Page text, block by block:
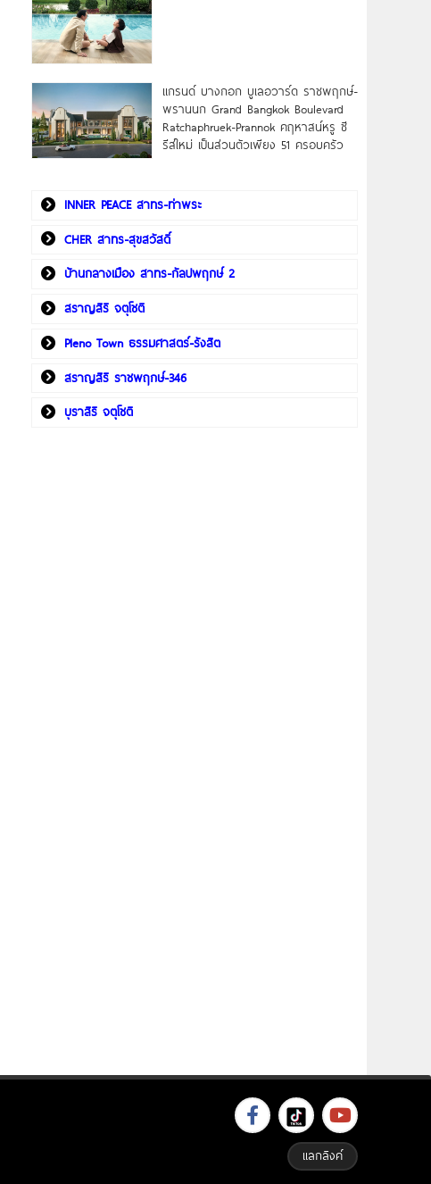
แกรนด์ บางกอก บูเลอวาร์ด ราชพฤกษ์-
พรานนก Grand Bangkok Boulevard
Ratchaphruek-Prannok คฤหาสน์หรู ซี
รีส์ใหม่ เป็นส่วนตัวเพียง 51 ครอบครัว
INNER PEACE สาทร-ท่าพระ
CHER สาทร-สุขสวัสดิ์
บ้านกลางเมือง สาทร-กัลปพฤกษ์ 2
สราญสิริ จตุโชติ
Pleno Town ธรรมศาสตร์-รังสิต
สราญสิริ ราชพฤกษ์-346
บุราสิริ จตุโชติ
แลกลิงค์